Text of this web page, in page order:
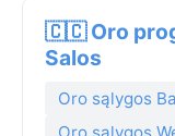
🇨🇨 Oro
Salos
Oro sąlygos